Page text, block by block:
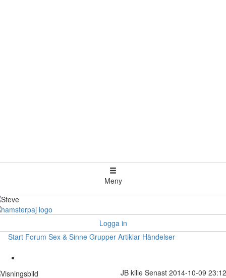
Meny
Logga in
Start Forum Sex & Sinne Grupper Artiklar Händelser
JB kille Senast 2014-10-09 23:12